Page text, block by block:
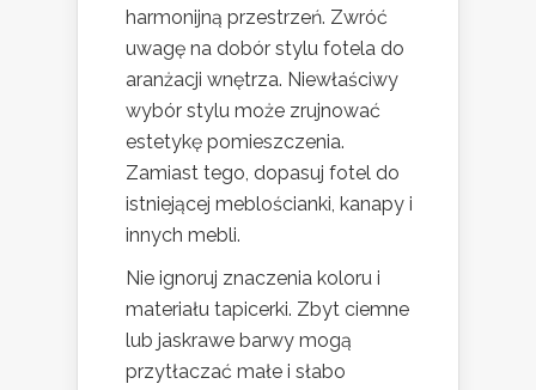
harmonijną przestrzeń. Zwróć
uwagę na dobór stylu fotela do
aranżacji wnętrza. Niewłaściwy
wybór stylu może zrujnować
estetykę pomieszczenia.
Zamiast tego, dopasuj fotel do
istniejącej meblościanki, kanapy i
innych mebli.
Nie ignoruj znaczenia koloru i
materiału tapicerki. Zbyt ciemne
lub jaskrawe barwy mogą
przytłaczać małe i słabo